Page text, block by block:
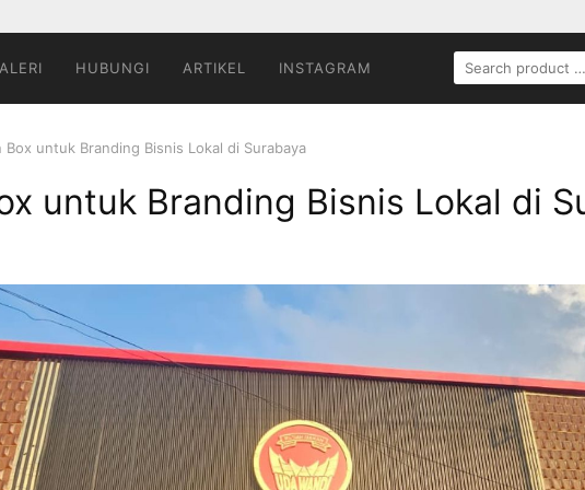
HUBUNGI ARTIKEL INSTAGRAM
SEARCH
FOR:
Box untuk Branding Bisnis Lokal di Surabaya
untuk Branding Bisnis Lokal di